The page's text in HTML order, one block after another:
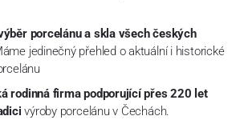
porcelánu a skla všech českých
jedinečný přehled o aktuální i historické
rodinná firma podporující přes 220 let
výroby porcelánu v Čechách.